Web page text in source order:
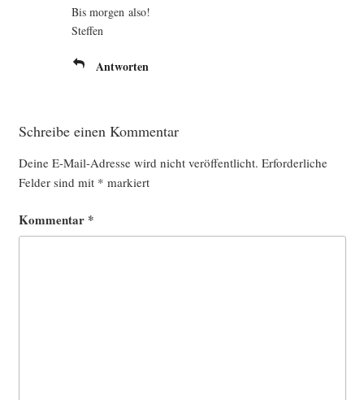
Bis mor­gen also!
Steffen
Antworten
Schreibe einen Kommentar
Deine E-Mail-Adresse wird nicht veröffentlicht. Erforderliche
Felder sind mit * markiert
Kommentar *